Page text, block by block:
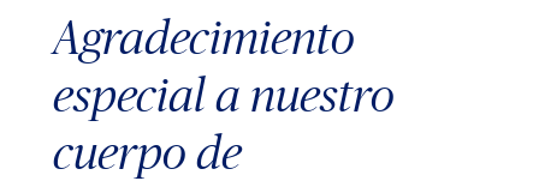
Agradecimiento
especial a nuestro
cuerpo de